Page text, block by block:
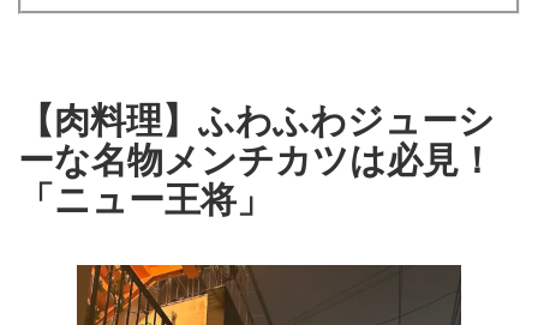
【肉料理】ふわふわジューシ
ーな名物メンチカツは必見！
「ニュー王将」